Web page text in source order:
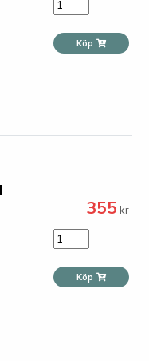
Köp
355 kr
Köp